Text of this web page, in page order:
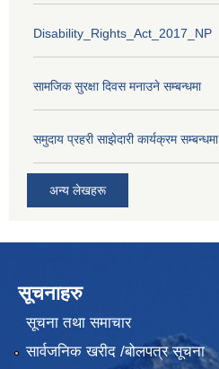
Disability_Rights_Act_2017_NP
सामजिक सुरक्षा दिवस मनाउने सम्बन्धमा
समुदाय प्रहरी साझेदारी कार्यक्रम सम्बन्धमा
अन्य लेखहरू
सूचनाहरु
सूचना तथा समाचार
सार्वजनिक खरीद /बोलपत्र सूचना